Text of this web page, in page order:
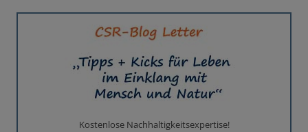
Kostenlose Nachhaltigkeitsexpertise!